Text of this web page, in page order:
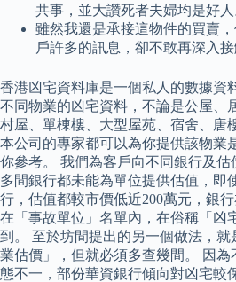
共事，並大讚死者夫婦均是好人
雖然我還是承接這物件的買賣
戶許多的訊息，卻不敢再深入接
香港凶宅資料庫是一個私人的數據資
不同物業的凶宅資料，不論是公屋、
村屋、單棟樓、大型屋苑、宿舍、唐
本公司的專家都可以為你提供該物業
你參考。 我們為客戶向不同銀行及估
多間銀行都未能為單位提供估值，即
行，估值都較市價低近200萬元，銀
在「事故單位」名單內，在俗稱「凶
到。 至於坊間提出的另一個做法，就
業估價」，但就必須多查幾間。 因為
態不一，部份華資銀行傾向對凶宅較